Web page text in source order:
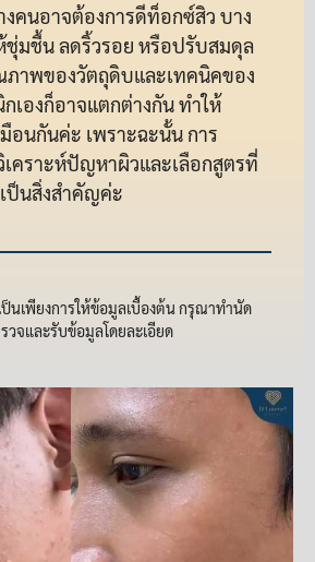
งคนอาจต้องการดีท็อกซ์สิว บาง
มชื้น ลดริ้วรอย หรือปรับสมดุล
าพของวัตถุดิบและเทคนิคของ
เองก็อาจแตกต่างกัน ทำให้
อนกันค่ะ เพราะฉะนั้น การ
คราะห์ปัญหาผิวและเลือกสูตรที่
ป็นสิ่งสำคัญค่ะ
นเพียงการให้ข้อมูลเบื้องต้น กรุณาทำนัด
จและรับข้อมูลโดยละเอียด